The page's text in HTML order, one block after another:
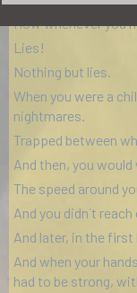
How whenever you
Lies!
Nothing but lies.
When you were a
nightmares.
Trapped between
And then, you
The speed around
And you didn`t
And later, in the
And when your
had to be strong,